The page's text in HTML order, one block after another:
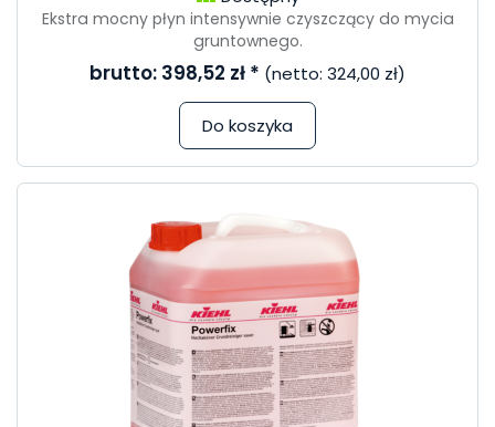
Ekstra mocny płyn intensywnie czyszczący do mycia
gruntownego.
brutto: 398,52 zł * (netto: 324,00 zł)
Do koszyka